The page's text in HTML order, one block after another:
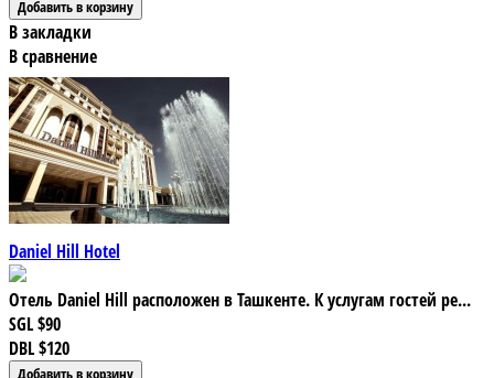
В закладки
В сравнение
Daniel Hill Hotel
Отель Daniel Hill расположен в Ташкенте. К услугам гостей ре...
SGL$90
DBL$120